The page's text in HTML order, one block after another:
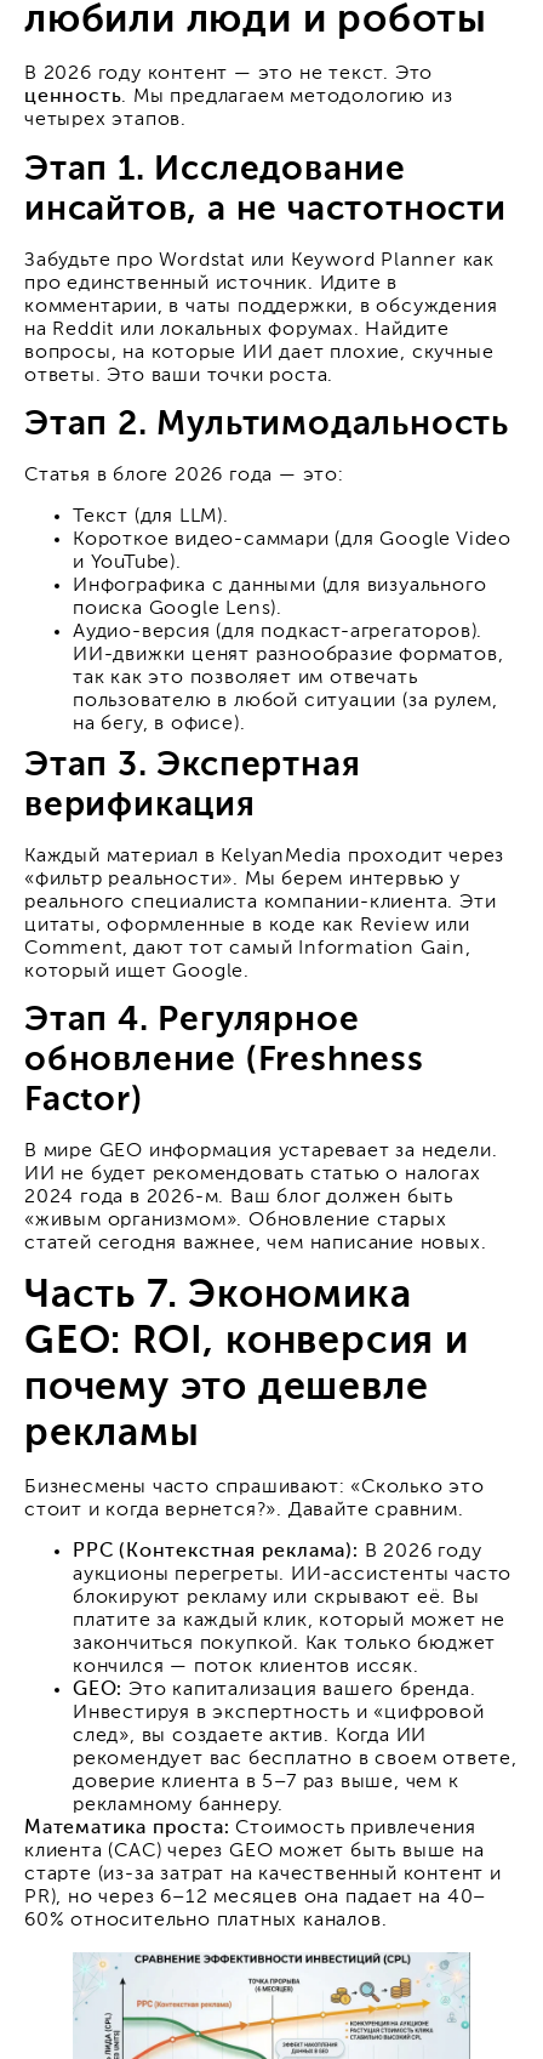
любили люди и роботы
В 2026 году контент — это не текст. Это
ценность. Мы предлагаем методологию из
четырех этапов.
Этап 1. Исследование
инсайтов, а не частотности
Забудьте про Wordstat или Keyword Planner как
про единственный источник. Идите в
комментарии, в чаты поддержки, в обсуждения
на Reddit или локальных форумах. Найдите
вопросы, на которые ИИ дает плохие, скучные
ответы. Это ваши точки роста.
Этап 2. Мультимодальность
Статья в блоге 2026 года — это:
Текст (для LLM).
Короткое видео-саммари (для Google Video
и YouTube).
Инфографика с данными (для визуального
поиска Google Lens).
Аудио-версия (для подкаст-агрегаторов).
ИИ-движки ценят разнообразие форматов,
так как это позволяет им отвечать
пользователю в любой ситуации (за рулем,
на бегу, в офисе).
Этап 3. Экспертная
верификация
Каждый материал в KelyanMedia проходит через
«фильтр реальности». Мы берем интервью у
реального специалиста компании-клиента. Эти
цитаты, оформленные в коде как Review или
Comment, дают тот самый Information Gain,
который ищет Google.
Этап 4. Регулярное
обновление (Freshness
Factor)
В мире GEO информация устаревает за недели.
ИИ не будет рекомендовать статью о налогах
2024 года в 2026-м. Ваш блог должен быть
«живым организмом». Обновление старых
статей сегодня важнее, чем написание новых.
Часть 7. Экономика
GEO: ROI, конверсия и
почему это дешевле
рекламы
Бизнесмены часто спрашивают: «Сколько это
стоит и когда вернется?». Давайте сравним.
PPC (Контекстная реклама): В 2026 году
аукционы перегреты. ИИ-ассистенты часто
блокируют рекламу или скрывают её. Вы
платите за каждый клик, который может не
закончиться покупкой. Как только бюджет
кончился — поток клиентов иссяк.
GEO: Это капитализация вашего бренда.
Инвестируя в экспертность и «цифровой
след», вы создаете актив. Когда ИИ
рекомендует вас бесплатно в своем ответе,
доверие клиента в 5–7 раз выше, чем к
рекламному баннеру.
Математика проста: Стоимость привлечения
клиента (CAC) через GEO может быть выше на
старте (из-за затрат на качественный контент и
PR), но через 6–12 месяцев она падает на 40–
60% относительно платных каналов.